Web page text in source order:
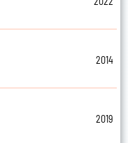
2014
2019